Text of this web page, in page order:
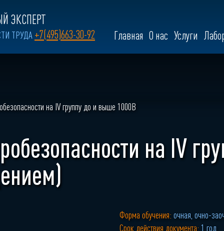
ЭКСПЕРТ
ТРУДА +7(495)663-30-92 Главная О нас Услуги
на IV группу до и выше 1000В
на IV
Форма обучения: очная, очно-
Срок действия документа: 1 год